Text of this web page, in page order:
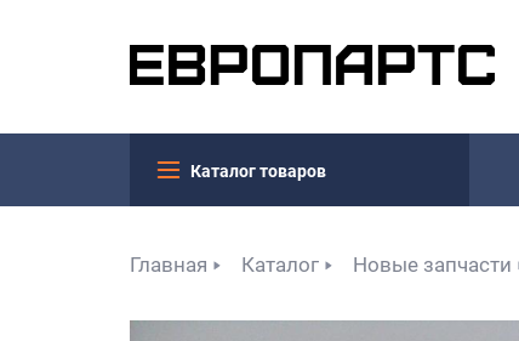
Каталог товаров
Главная Каталог Новые запчасти